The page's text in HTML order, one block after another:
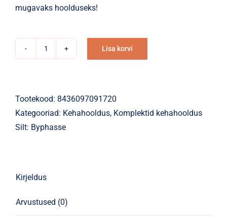
mugavaks hoolduseks!
Face
kogus
Lisa korvi
Alternative:
Tootekood: 8436097091720
Kategooriad: Kehahooldus, Komplektid kehahooldus
Silt: Byphasse
Kirjeldus
Arvustused (0)